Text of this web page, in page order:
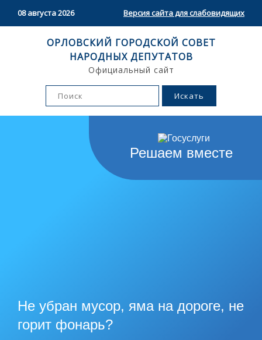
08 августа 2026 Версия сайта для слабовидящих
ОРЛОВСКИЙ ГОРОДСКОЙ СОВЕТ
НАРОДНЫХ ДЕПУТАТОВ
Официальный сайт
Решаем вместе
Не убран мусор, яма на дороге, не
горит фонарь?